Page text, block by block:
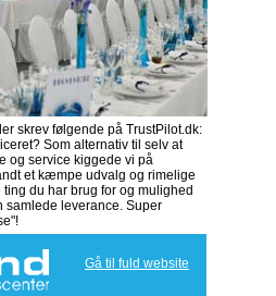
skrev følgende på TrustPilot.dk:
Som alternativ til selv at
og service kiggede vi på
et kæmpe udvalg og rimelige
du har brug for og mulighed
samlede leverance. Super
Gå til fuld website